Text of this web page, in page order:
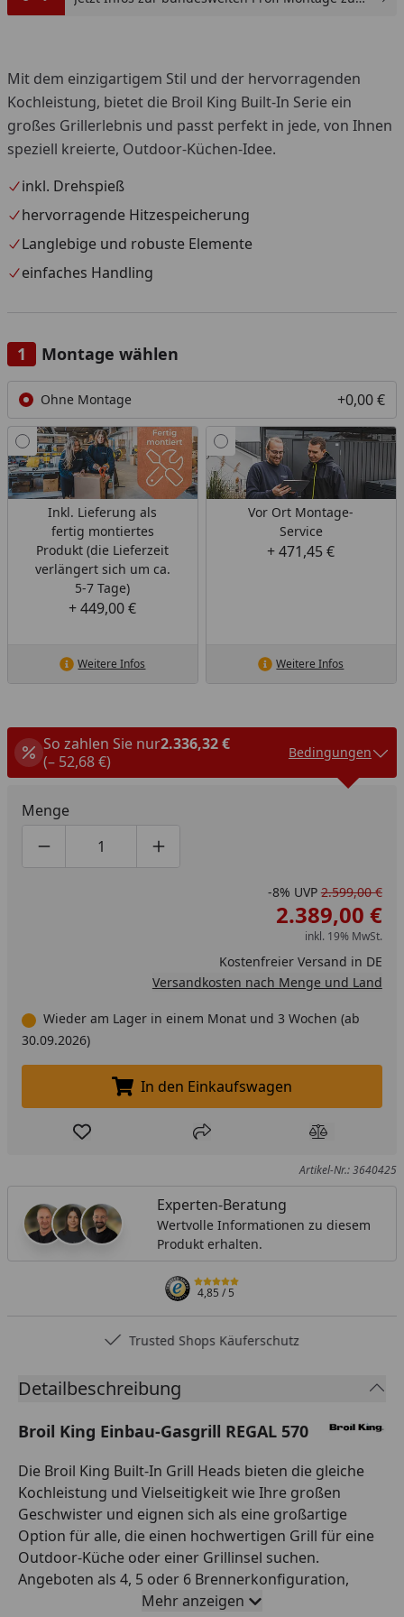
Mit dem einzigartigem Stil und der hervorragenden
Kochleistung, bietet die Broil King Built-In Serie ein
großes Grillerlebnis und passt perfekt in jede, von Ihnen
speziell kreierte, Outdoor-Küchen-Idee.
inkl. Drehspieß
hervorragende Hitzespeicherung
Langlebige und robuste Elemente
einfaches Handling
Montage wählen
Ohne Montage +0,00 €
Inkl. Lieferung als
fertig montiertes
Produkt (die Lieferzeit
verlängert sich um ca.
5-7 Tage)
+ 449,00 €
Weitere Infos
Vor Ort Montage-
Service
+ 471,45 €
Weitere Infos
So zahlen Sie nur2.336,32 €
(– 52,68 €)
Bedingungen
Menge
Produktmenge um eins verringern
Produktmenge manuell eingeben
Produktmenge um eins erhöhen
-8% UVP 2.599,00 €
2.389,00 €
inkl. 19% MwSt.
Kostenfreier Versand in DE
Versandkosten nach Menge und Land
Wieder am Lager in einem Monat und 3 Wochen (ab
30.09.2026)
In den Einkaufswagen legen
In den Einkaufswagen
Produkt zur Wunschliste hinzufügen
Teilen Produkt
Artikel-Nr.: 3640425
Experten-Beratung
Wertvolle Informationen zu diesem
Produkt erhalten.
4,85/ 5
Trusted Shops Käuferschutz
Detailbeschreibung
Broil King Einbau-Gasgrill REGAL 570
Die Broil King Built-In Grill Heads bieten die gleiche
Kochleistung und Vielseitigkeit wie Ihre großen
Geschwister und eignen sich als eine großartige
Option für alle, die einen hochwertigen Grill für eine
Outdoor-Küche oder einer Grillinsel suchen.
Angeboten als 4, 5 oder 6 Brennerkonfiguration,
beinhalten die Built-In Grill Heads standartmäßig
Mehr anzeigen